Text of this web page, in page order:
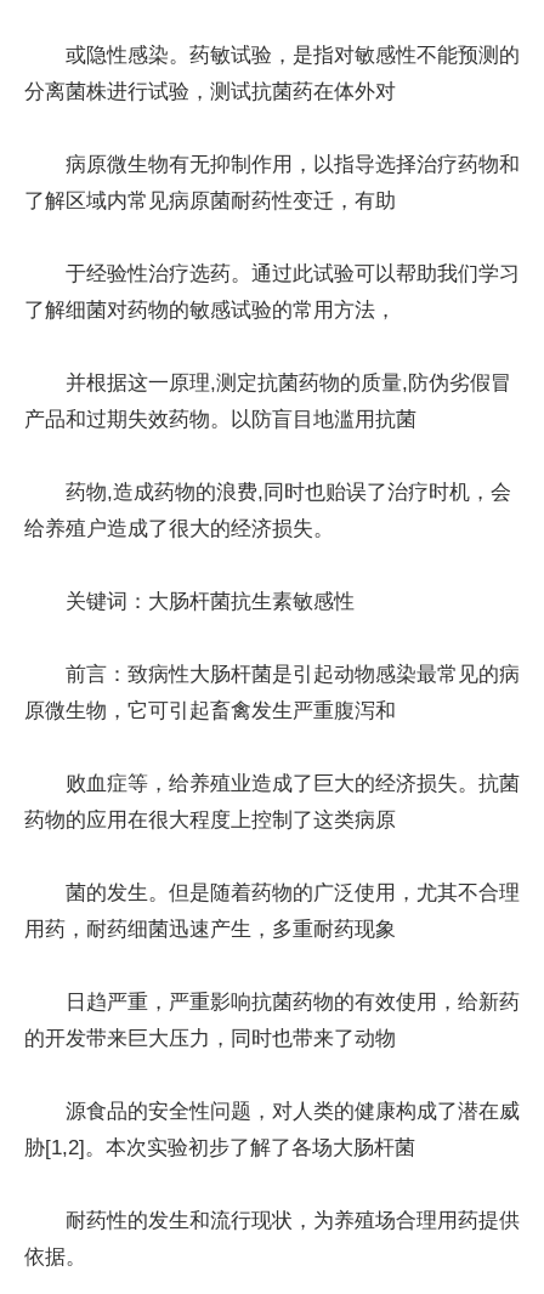
或隐性感染。药敏试验，是指对敏感性不能预测的
分离菌株进行试验，测试抗菌药在体外对
病原微生物有无抑制作用，以指导选择治疗药物和
了解区域内常见病原菌耐药性变迁，有助
于经验性治疗选药。通过此试验可以帮助我们学习
了解细菌对药物的敏感试验的常用方法，
并根据这一原理,测定抗菌药物的质量,防伪劣假冒
产品和过期失效药物。以防盲目地滥用抗菌
药物,造成药物的浪费,同时也贻误了治疗时机，会
给养殖户造成了很大的经济损失。
关键词：大肠杆菌抗生素敏感性
前言：致病性大肠杆菌是引起动物感染最常见的病
原微生物，它可引起畜禽发生严重腹泻和
败血症等，给养殖业造成了巨大的经济损失。抗菌
药物的应用在很大程度上控制了这类病原
菌的发生。但是随着药物的广泛使用，尤其不合理
用药，耐药细菌迅速产生，多重耐药现象
日趋严重，严重影响抗菌药物的有效使用，给新药
的开发带来巨大压力，同时也带来了动物
源食品的安全性问题，对人类的健康构成了潜在威
胁[1,2]。本次实验初步了解了各场大肠杆菌
耐药性的发生和流行现状，为养殖场合理用药提供
依据。